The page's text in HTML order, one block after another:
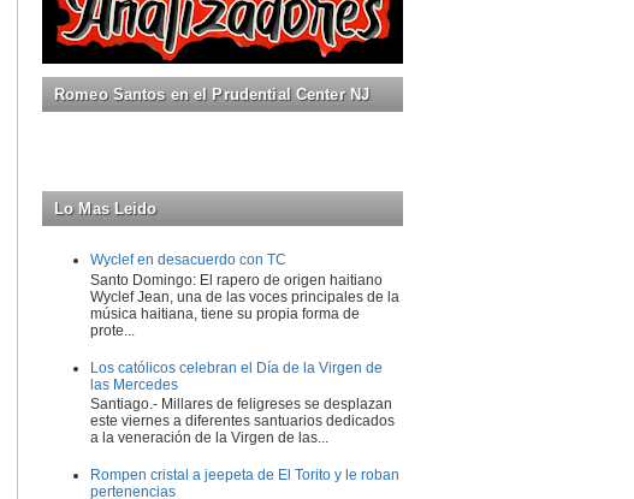
Romeo Santos en el Prudential Center NJ
Lo Mas Leido
Wyclef en desacuerdo con TC
Santo Domingo: El rapero de origen haitiano
Wyclef Jean, una de las voces principales de la
música haitiana, tiene su propia forma de
prote...
Los católicos celebran el Día de la Virgen de
las Mercedes
Santiago.- Millares de feligreses se desplazan
este viernes a diferentes santuarios dedicados
a la veneración de la Virgen de las...
Rompen cristal a jeepeta de El Torito y le roban
pertenencias